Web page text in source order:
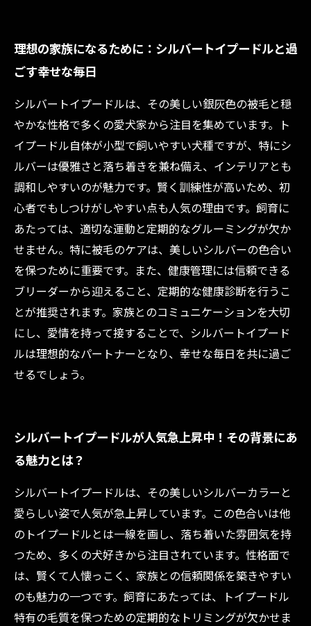
理想の家族になるために：シルバートイプードルと過
ごす幸せな毎日
シルバートイプードルは、その美しい銀灰色の被毛と穏
やかな性格で多くの愛犬家から注目を集めています。ト
イプードル自体が小型で飼いやすい犬種ですが、特にシ
ルバーは優雅さと落ち着きを兼ね備え、インテリアとも
調和しやすいのが魅力です。賢く訓練性が高いため、初
心者でもしつけがしやすい点も人気の理由です。飼育に
あたっては、適切な運動と定期的なグルーミングが欠か
せません。特に被毛のケアは、美しいシルバーの色合い
を保つために重要です。また、健康管理には信頼できる
ブリーダーから迎えること、定期的な健康診断を行うこ
とが推奨されます。家族とのコミュニケーションを大切
にし、愛情を持って接することで、シルバートイプード
ルは理想的なパートナーとなり、幸せな毎日を共に過ご
せるでしょう。
シルバートイプードルが人気急上昇中！その背景にあ
る魅力とは？
シルバートイプードルは、その美しいシルバーカラーと
愛らしい姿で人気が急上昇しています。この色合いは他
のトイプードルとは一線を画し、落ち着いた雰囲気を持
つため、多くの犬好きから注目されています。性格面で
は、賢くて人懐っこく、家族との信頼関係を築きやすい
のも魅力の一つです。飼育にあたっては、トイプードル
特有の毛質を保つための定期的なトリミングが欠かせま